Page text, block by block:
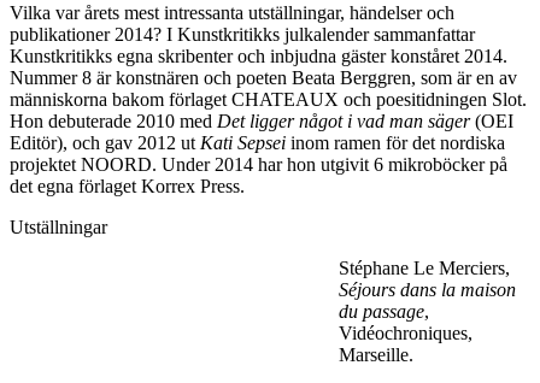
Vilka var årets mest intressanta utställningar, händelser och
publikationer 2014? I Kunstkritikks julkalender sammanfattar
Kunstkritikks egna skribenter och inbjudna gäster konståret 2014.
Nummer 8 är konstnären och poeten Beata Berggren, som är en av
människorna bakom förlaget CHATEAUX och poesitidningen Slot.
Hon debuterade 2010 med Det ligger något i vad man säger(OEI
Editör), och gav 2012 ut Kati Sepsei inom ramen för det nordiska
projektet NOORD. Under 2014 har hon utgivit 6 mikroböcker på
det egna förlaget Korrex Press.
Utställningar
Stéphane Le Merciers,
Séjours dans la maison
du passage,
Vidéochroniques,
Marseille.